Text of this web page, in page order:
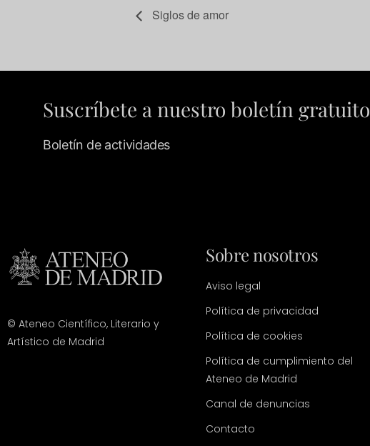
Siglos de amor
Suscríbete a nuestro boletín gratuito
Boletín de actividades
© Ateneo Científico, Literario y
Artístico de Madrid
Sobre nosotros
Aviso legal
Política de privacidad
Política de cookies
Política de cumplimiento del
Ateneo de Madrid
Canal de denuncias
Contacto